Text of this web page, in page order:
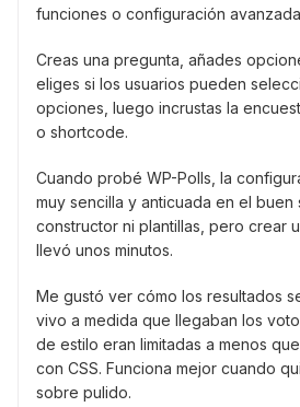
funciones o configuración
Creas una pregunta, añades
eliges si los usuarios pueden
opciones, luego incrustas la
o shortcode.
Cuando probé WP-Polls, la
muy sencilla y anticuada en el buen
constructor ni plantillas, pero crear
llevó unos minutos.
Me gustó ver cómo los resultados
vivo a medida que llegaban los
de estilo eran limitadas a menos
con CSS. Funciona mejor cuando
sobre pulido.